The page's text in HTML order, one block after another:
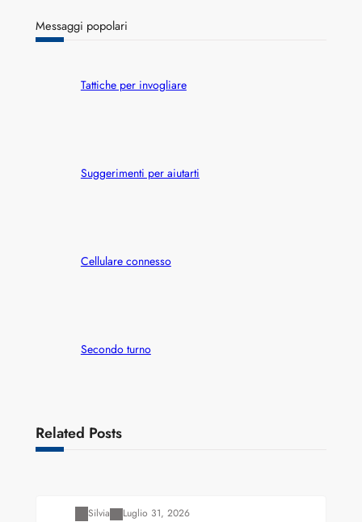
r
c
Messaggi popolari
Tattiche per invogliare
Suggerimenti per aiutarti
Cellulare connesso
Secondo turno
Related Posts
Silvia Luglio 31, 2026